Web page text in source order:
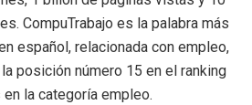
CompuTrabajo es la palabra más
español, relacionada con empleo,
posición número 15 en el ranking
la categoría empleo.